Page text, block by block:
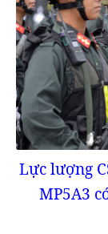
Lực lượng
MP5A3